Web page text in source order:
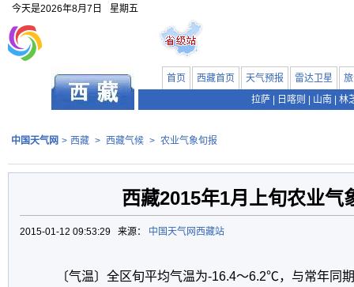
今天是2026年8月7日 星期五
首页 西藏首页 天气预报 雷达卫星
拉萨
日喀则 山南 林
中国天气网 > 西藏 > 西藏气候 > 农业气象旬报
西藏2015年1月上旬农业气
2015-01-12 09:53:29 来源： 中国天气网西藏站
〔气温〕全区旬平均气温为-16.4～6.2℃，与常年同